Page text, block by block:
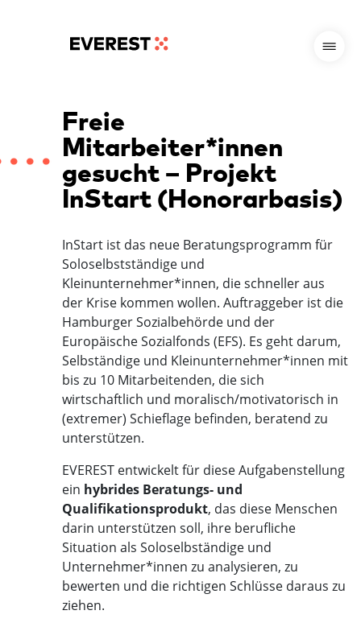
Freie
Mitarbeiter*innen
gesucht – Projekt
InStart (Honorarbasis)
InStart ist das neue Beratungsprogramm für
Soloselbstständige und
Kleinunternehmer*innen, die schneller aus
der Krise kommen wollen. Auftraggeber ist die
Hamburger Sozialbehörde und der
Europäische Sozialfonds (EFS). Es geht darum,
Selbständige und Kleinunternehmer*innen mit
bis zu 10 Mitarbeitenden, die sich
wirtschaftlich und moralisch/motivatorisch in
(extremer) Schieflage befinden, beratend zu
unterstützen.
EVEREST entwickelt für diese Aufgabenstellung
ein hybrides Beratungs- und
Qualifikationsprodukt, das diese Menschen
darin unterstützen soll, ihre berufliche
Situation als Soloselbständige und
Unternehmer*innen zu analysieren, zu
bewerten und die richtigen Schlüsse daraus zu
ziehen.